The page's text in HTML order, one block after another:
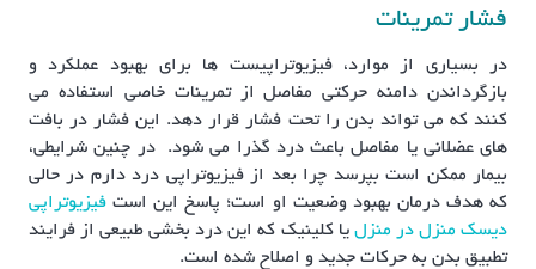
فشار تمرینات
در بسیاری از موارد، فیزیوتراپیست ها برای بهبود عملکرد و
بازگرداندن دامنه حرکتی مفاصل از تمرینات خاصی استفاده می
کنند که می تواند بدن را تحت فشار قرار دهد. این فشار در بافت
های عضلانی یا مفاصل باعث درد گذرا می شود. در چنین شرایطی،
بیمار ممکن است بپرسد چرا بعد از فیزیوتراپی درد دارم در حالی
که هدف درمان بهبود وضعیت او است؛ پاسخ این است فیزیوتراپی
دیسک منزل در منزل یا کلینیک که این درد بخشی طبیعی از فرایند
تطبیق بدن به حرکات جدید و اصلاح شده است.